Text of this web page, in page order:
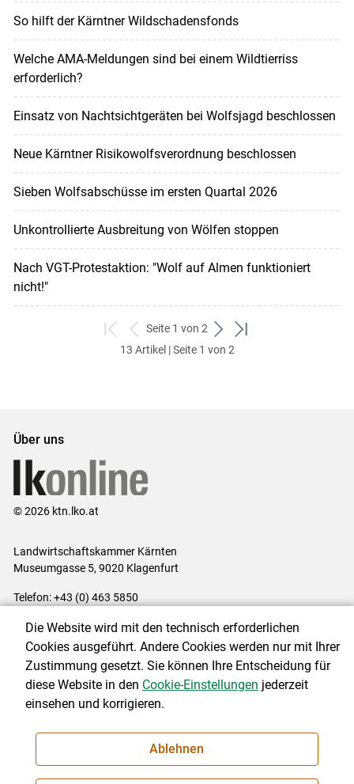
So hilft der Kärntner Wildschadensfonds
Welche AMA-Meldungen sind bei einem Wildtierriss
erforderlich?
Einsatz von Nachtsichtgeräten bei Wolfsjagd beschlossen
Neue Kärntner Risikowolfsverordnung beschlossen
Sieben Wolfsabschüsse im ersten Quartal 2026
Unkontrollierte Ausbreitung von Wölfen stoppen
Nach VGT-Protestaktion: "Wolf auf Almen funktioniert
nicht!"
zum
ersten
zurück
zum
Seite 1 von 2
weiter
zum
zum
13 Artikel | Seite 1 von 2
Über uns
© 2026 ktn.lko.at
Landwirtschaftskammer Kärnten
Museumgasse 5, 9020 Klagenfurt
Telefon: +43 (0) 463 5850
Impressum|Kontakt|Datenschutzerklärung|Barrierefreiheit|
Cookie-Einstellungen
NEWSLETTER
Die Website wird mit den technisch erforderlichen
Cookies ausgeführt. Andere Cookies werden nur mit Ihrer
Zustimmung gesetzt. Sie können Ihre Entscheidung für
diese Website in den Cookie-Einstellungen jederzeit
einsehen und korrigieren.
Ablehnen